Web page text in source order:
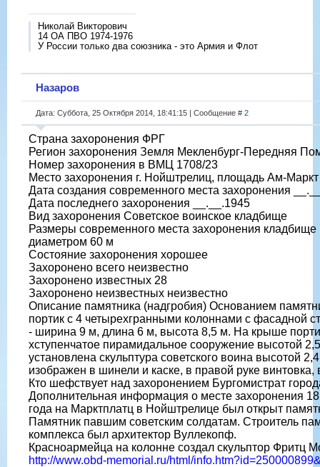
Николай Викторович
14 ОА ПВО 1974-1976
У России только два союзника - это Армия и Флот
Назаров
Дата: Суббота, 25 Октября 2014, 18:41:15 | Сообщение # 2
Страна захоронения ФРГ
Регион захоронения Земля Мекленбург-Передняя
Номер захоронения в ВМЦ 1708/23
Место захоронения г. Нойштрелиц, площадь Ам-Маркт
Дата создания современного места захоронения
Дата последнего захоронения __.__.1945
Вид захоронения Советское воинское кладбище
Размеры современного места захоронения
диаметром 60 м
Состояние захоронения хорошее
Захоронено всего неизвестно
Захоронено известных 28
Захоронено неизвестных неизвестно
Описание памятника (надгробия) Основанием
портик с 4 четырехгранными колоннами с фасадной
- ширина 9 м, длина 6 м, высота 8,5 м. На крыше
хступенчатое пирамидальное сооружение высотой
установлена скульптура советского воина высотой
изображен в шинели и каске, в правой руке винтовка,
Кто шефствует над захоронением Бургомистрат
Дополнительная информация о месте захоронения
года на Марктплатц в Нойштрелице был открыт
Памятник павшим советским солдатам. Строитель
комплекса был архитектор Вуллекопф.
Красноармейца на колонне создал скульптор Фритц
http://www.obd-memorial.ru/html/